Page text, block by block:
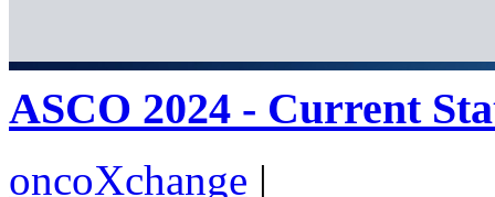
ASCO 2024 - Current
oncoXchange |